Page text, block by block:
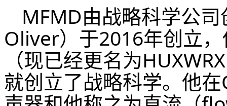
MFMD由战略科学公
Oliver）于2016年创立
（现已经更名为
就创立了战略科学。他